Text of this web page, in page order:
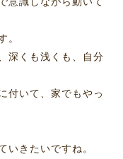
。
深くも浅くも、自分
付いて、家でもやっ
いきたいですね。